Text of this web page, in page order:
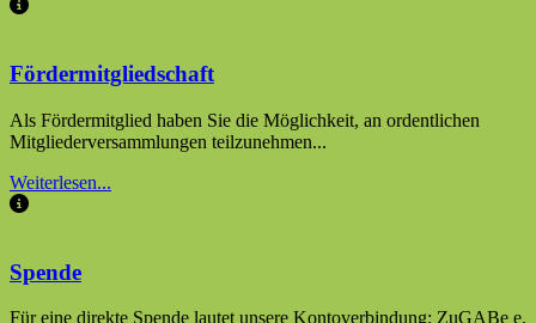
Fördermitgliedschaft
Als Fördermitglied haben Sie die Möglichkeit, an ordentlichen
Mitgliederversammlungen teilzunehmen...
Weiterlesen...
Spende
Für eine direkte Spende lautet unsere Kontoverbindung: ZuGABe e.